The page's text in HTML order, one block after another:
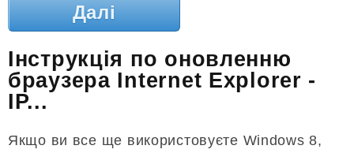
Далі
Інструкція по оновленню
браузера Internet Explorer -
IP...
Якщо ви все ще використовуєте Windows 8,